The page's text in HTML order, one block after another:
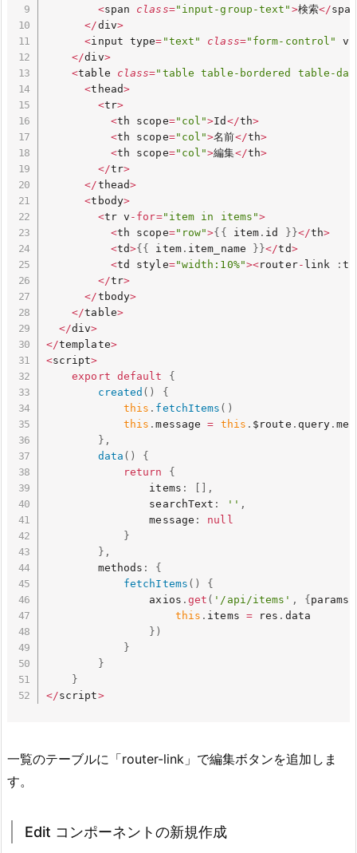
<span class="input-group-text" >検索</span
</div>
<input type= "text" class="form-control" v
</div>
<table class="table table-bordered table-
<thead>
<tr>
<th scope="col">Id </th>
<th scope="col">名前</th>
<th scope="col">編集</th>
</tr>
</thead>
<tbody>
<tr v - for="item in items">
<th scope="row">{ { item . id } }</th>
<td>{ { item. item_name } }</td>
<td style="width:10%"><router- link :to
</tr>
</tbody>
</table>
</div>
</template>
<script>
export default
{
created ( )
{
this . fetchItems ( )
this .message = this . $route . query .
} ,
data ( )
{
return
{
                items
:
,
                searchText
: '' ,
                message
:
null
}
} ,
        methods
:
{
fetchItems ( )
{
                axios
. get ( '/api/items' , { params
this . items = res . data
} )
}
}
}
</script>
一覧のテーブルに「router-link」で編集ボタンを追加しま
す。
Edit コンポーネントの新規作成